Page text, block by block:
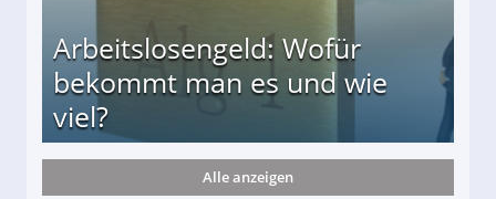
Arbeitslosengeld: Wofür
bekommt man es und wie
viel?
Alle anzeigen